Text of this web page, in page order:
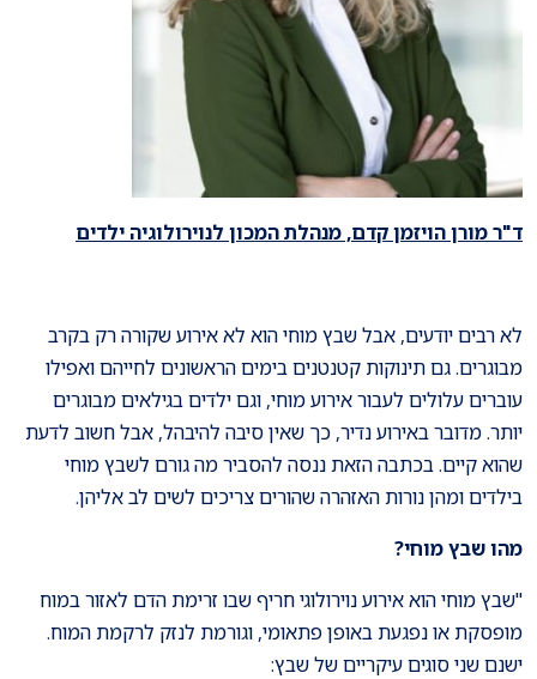
ד"ר מורן הויזמן קדם, מנהלת המכון לנוירולוגיה ילדים
לא רבים יודעים, אבל שבץ מוחי הוא לא אירוע שקורה רק בקרב
מבוגרים. גם תינוקות קטנטנים בימים הראשונים לחייהם ואפילו
עוברים עלולים לעבור אירוע מוחי, וגם ילדים בגילאים מבוגרים
יותר. מדובר באירוע נדיר, כך שאין סיבה להיבהל, אבל חשוב לדעת
שהוא קיים. בכתבה הזאת ננסה להסביר מה גורם לשבץ מוחי
בילדים ומהן נורות האזהרה שהורים צריכים לשים לב אליהן.
מהו שבץ מוחי?
"שבץ מוחי הוא אירוע נוירולוגי חריף שבו זרימת הדם לאזור במוח
מופסקת או נפגעת באופן פתאומי, וגורמת לנזק לרקמת המוח.
ישנם שני סוגים עיקריים של שבץ: